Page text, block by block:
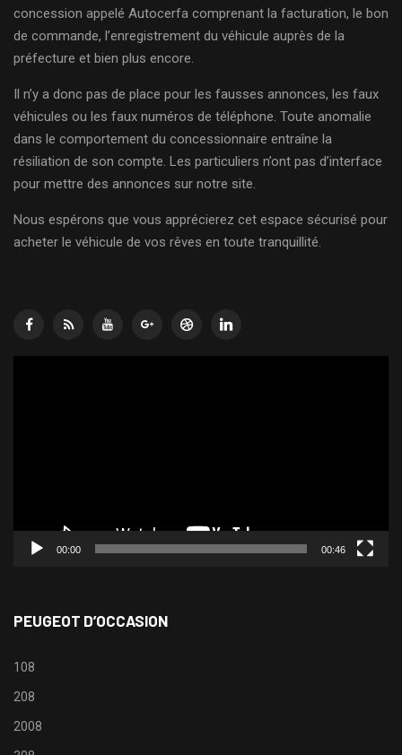
concession appelé Autocerfa comprenant la facturation, le bon
de commande, l’enregistrement du véhicule auprès de la
préfecture et bien plus encore.
Il n’y a donc pas de place pour les fausses annonces, les faux
véhicules ou les faux numéros de téléphone. Toute anomalie
dans le comportement du concessionnaire entraîne la
résiliation de son compte. Les particuliers n’ont pas d’interface
pour mettre des annonces sur notre site.
Nous espérons que vous apprécierez cet espace sécurisé pour
acheter le véhicule de vos rêves en toute tranquillité.
00:00 00:46
PEUGEOT D’OCCASION
108
208
2008